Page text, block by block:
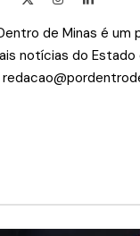
de Minas é um
notícias do Estado